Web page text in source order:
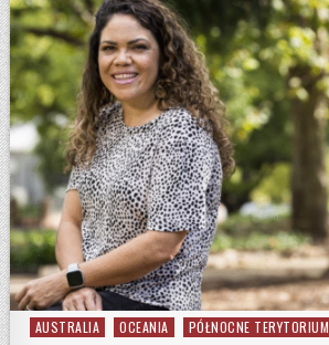
Posted in
AUSTRALIA OCEANIA PÓŁNOCNE TERYTORIUM